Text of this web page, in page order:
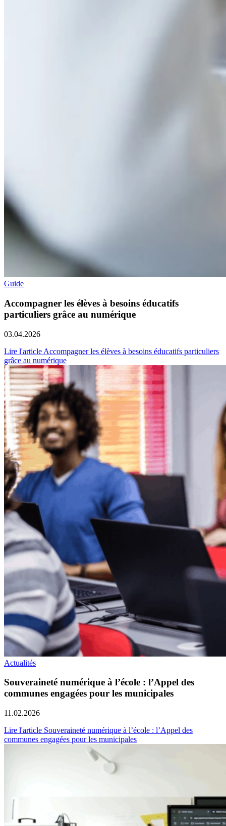
Guide
Accompagner les élèves à besoins éducatifs
particuliers grâce au numérique
03.04.2026
Lire l'article Accompagner les élèves à besoins éducatifs particuliers
grâce au numérique
Actualités
Souveraineté numérique à l’école : l’Appel des
communes engagées pour les municipales
11.02.2026
Lire l'article Souveraineté numérique à l’école : l’Appel des
communes engagées pour les municipales